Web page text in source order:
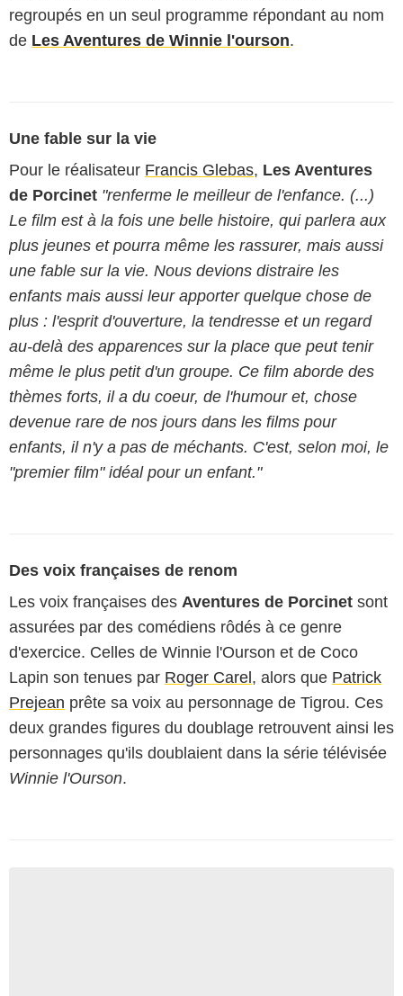
regroupés en un seul programme répondant au nom
de Les Aventures de Winnie l'ourson.
Une fable sur la vie
Pour le réalisateur Francis Glebas, Les Aventures
de Porcinet "renferme le meilleur de l'enfance. (...)
Le film est à la fois une belle histoire, qui parlera aux
plus jeunes et pourra même les rassurer, mais aussi
une fable sur la vie. Nous devions distraire les
enfants mais aussi leur apporter quelque chose de
plus : l'esprit d'ouverture, la tendresse et un regard
au-delà des apparences sur la place que peut tenir
même le plus petit d'un groupe. Ce film aborde des
thèmes forts, il a du coeur, de l'humour et, chose
devenue rare de nos jours dans les films pour
enfants, il n'y a pas de méchants. C'est, selon moi, le
"premier film" idéal pour un enfant."
Des voix françaises de renom
Les voix françaises des Aventures de Porcinet sont
assurées par des comédiens rôdés à ce genre
d'exercice. Celles de Winnie l'Ourson et de Coco
Lapin son tenues par Roger Carel , alors que Patrick
Prejean prête sa voix au personnage de Tigrou. Ces
deux grandes figures du doublage retrouvent ainsi les
personnages qu'ils doublaient dans la série télévisée
Winnie l'Ourson.